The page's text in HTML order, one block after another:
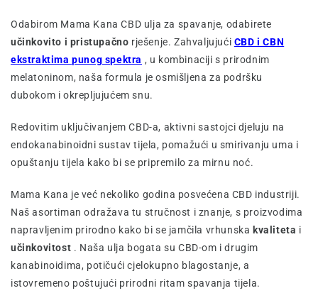
Odabirom Mama Kana CBD ulja za spavanje, odabirete
učinkovito i pristupačno rješenje. Zahvaljujući CBD i CBN
ekstraktima punog spektra , u kombinaciji s prirodnim
melatoninom, naša formula je osmišljena za podršku
dubokom i okrepljujućem snu.
Redovitim uključivanjem CBD-a, aktivni sastojci djeluju na
endokanabinoidni sustav tijela, pomažući u smirivanju uma i
opuštanju tijela kako bi se pripremilo za mirnu noć.
Mama Kana je već nekoliko godina posvećena CBD industriji.
Naš asortiman odražava tu stručnost i znanje, s proizvodima
napravljenim prirodno kako bi se jamčila vrhunskakvaliteta i
učinkovitost . Naša ulja bogata su CBD-om i drugim
kanabinoidima, potičući cjelokupno blagostanje, a
istovremeno poštujući prirodni ritam spavanja tijela.